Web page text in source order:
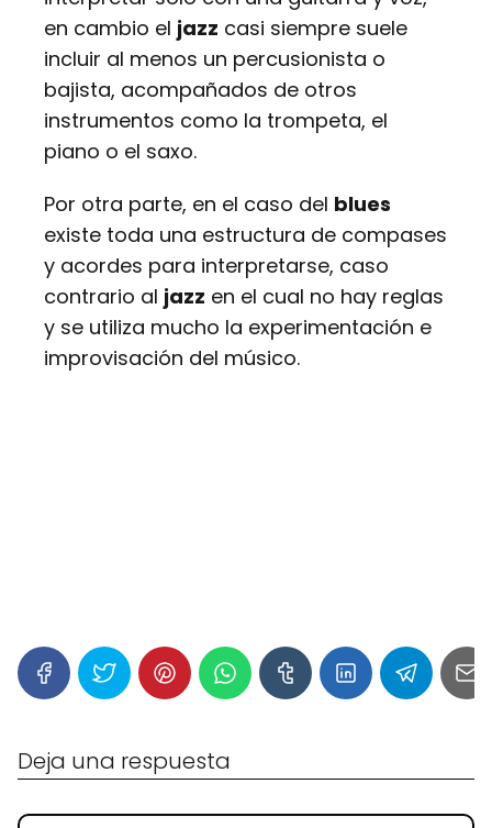
en cambio el jazz casi siempre suele
incluir al menos un percusionista o
bajista, acompañados de otros
instrumentos como la trompeta, el
piano o el saxo.
Por otra parte, en el caso del blues
existe toda una estructura de compases
y acordes para interpretarse, caso
contrario al jazz en el cual no hay reglas
y se utiliza mucho la experimentación e
improvisación del músico.
Deja una respuesta